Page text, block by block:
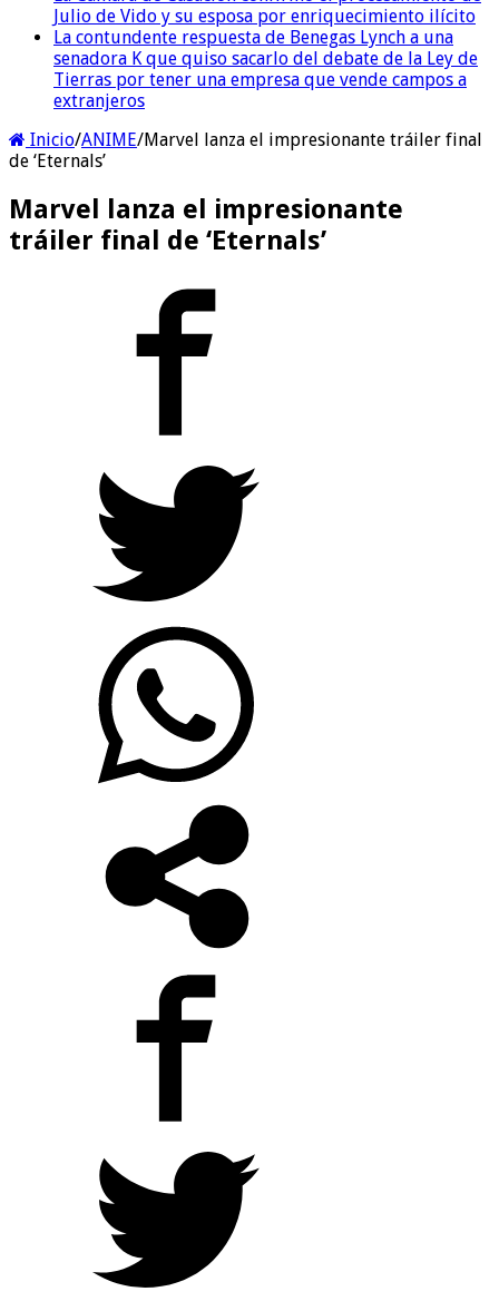
Julio de Vido y su esposa por enriquecimiento ilícito
La contundente respuesta de Benegas Lynch a una
senadora K que quiso sacarlo del debate de la Ley de
Tierras por tener una empresa que vende campos a
extranjeros
Inicio/ANIME/Marvel lanza el impresionante tráiler final
de ‘Eternals’
Marvel lanza el impresionante
tráiler final de ‘Eternals’